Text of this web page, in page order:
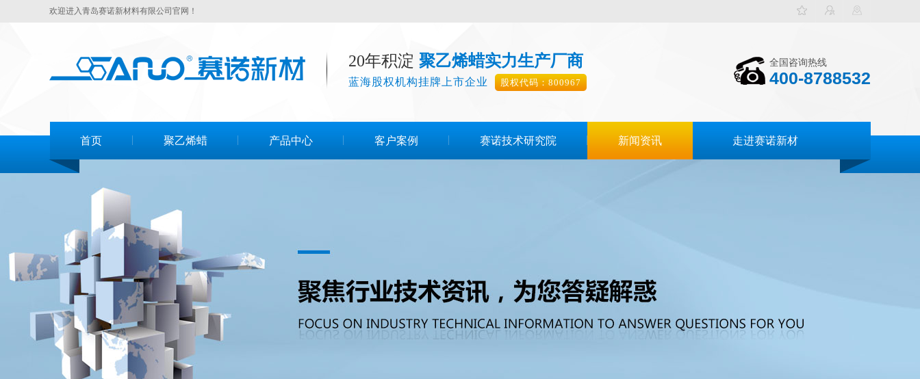
欢迎进入青岛赛诺新材料有限公司官网！
全国咨询热线
400-8788532
20年积淀 聚乙烯蜡实力生产厂商
蓝海股权机构挂牌上市企业 股权代码：800967
首页 聚乙烯蜡 产品中心 客户案例 赛诺技术研究院 新闻资讯 走进赛诺新材